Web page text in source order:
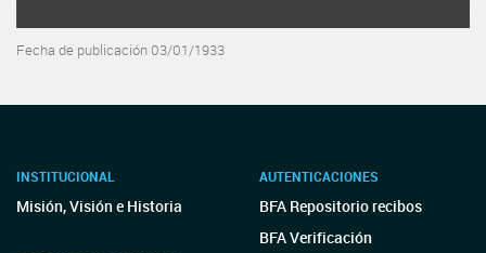
Fecha de publicación 03/01/1933
INSTITUCIONAL
Misión, Visión e Historia
AUTENTICACIONES
BFA Repositorio recibos
BFA Verificación